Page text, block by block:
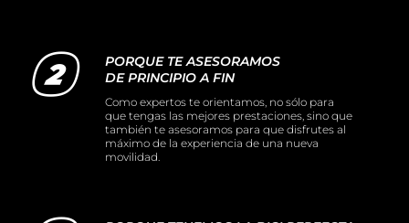
PORQUE TE ASESORAMOS
DE PRINCIPIO A FIN
Como expertos te orientamos, no sólo para
que tengas las mejores prestaciones, sino que
también te asesoramos para que disfrutes al
máximo de la experiencia de una nueva
movilidad.